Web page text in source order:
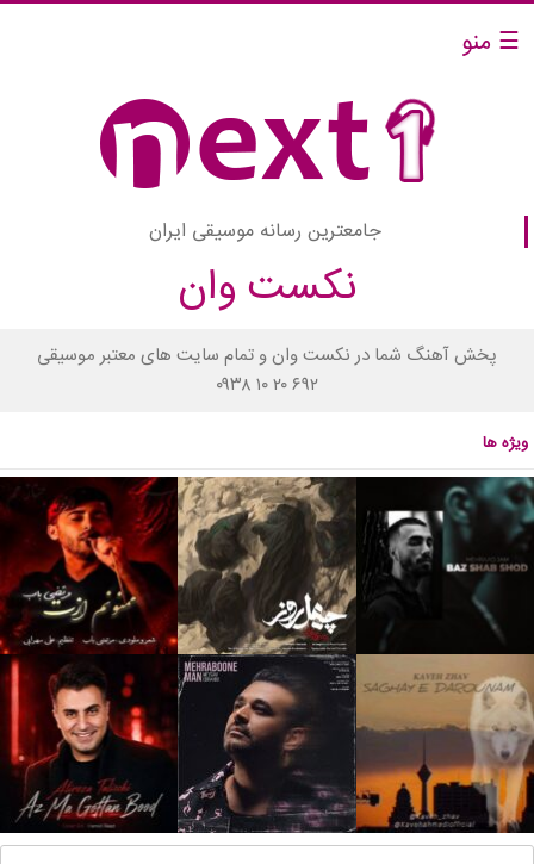
☰ منو
جامعترین رسانه موسیقی ایران
نکست وان
پخش آهنگ شما در نکست وان و تمام سایت های معتبر موسیقی
۰۹۳۸ ۱۰ ۲۰ ۶۹۲
ویژه ها